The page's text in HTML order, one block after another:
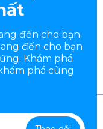
đến cho bạn
đến cho bạn
Khám phá
phá cùng